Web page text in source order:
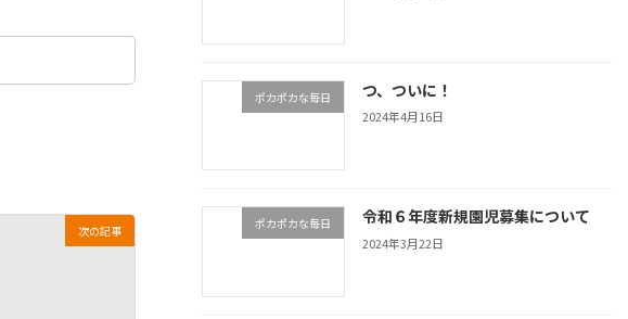
次の記事
ポカポカな毎日 つ、ついに！
2024年4月16日
ポカポカな毎日 令和６年度新規園児募集について
2024年3月22日